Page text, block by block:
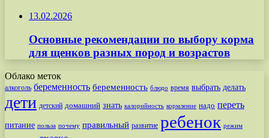
13.02.2026
Основные рекомендации по выбору корма
для щенков разных пород и возрастов
Облако меток
алкоголь беременность беременность блюдо время выбрать делать
дети детский домашний знать калорийность кормление надо переть
питание польза почему правильный развитие ребенок режим